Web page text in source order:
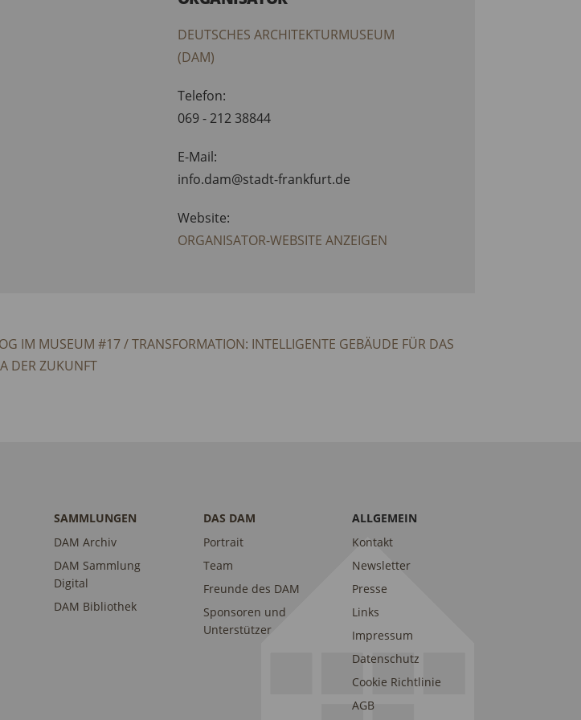
DEUTSCHES ARCHITEKTURMUSEUM
(DAM)
Telefon:
069 - 212 38844
E-Mail:
info.dam@stadt-frankfurt.de
Website:
ORGANISATOR-WEBSITE ANZEIGEN
IM MUSEUM #17 / TRANSFORMATION: INTELLIGENTE GEBÄUDE FÜR DAS
DER ZUKUNFT
SAMMLUNGEN
DAM Archiv
DAM Sammlung
Digital
DAM Bibliothek
DAS DAM
Portrait
Team
Freunde des DAM
Sponsoren und
Unterstützer
ALLGEMEIN
Kontakt
Newsletter
Presse
Links
Impressum
Datenschutz
Cookie Richtlinie
AGB